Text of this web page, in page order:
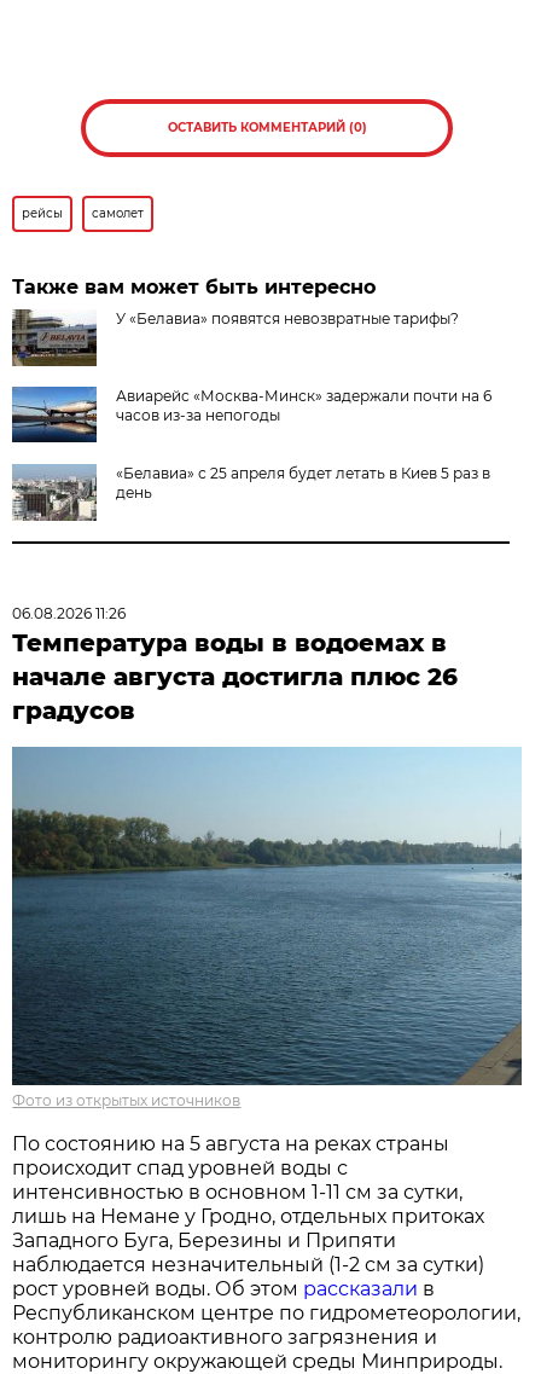
ОСТАВИТЬ КОММЕНТАРИЙ (0)
рейсы самолет
Также вам может быть интересно
У «Белавиа» появятся невозвратные тарифы?
Авиарейс «Москва-Минск» задержали почти на 6
часов из-за непогоды
«Белавиа» с 25 апреля будет летать в Киев 5 раз в
день
06.08.2026 11:26
Температура воды в водоемах в
начале августа достигла плюс 26
градусов
Фото из открытых источников
По состоянию на 5 августа на реках страны
происходит спад уровней воды с
интенсивностью в основном 1-11 см за сутки,
лишь на Немане у Гродно, отдельных притоках
Западного Буга, Березины и Припяти
наблюдается незначительный (1-2 см за сутки)
рост уровней воды. Об этом рассказали в
Республиканском центре по гидрометеорологии,
контролю радиоактивного загрязнения и
мониторингу окружающей среды Минприроды.